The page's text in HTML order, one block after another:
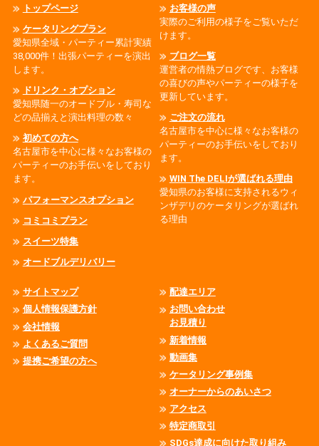
トップページ
ケータリングプラン
愛知県全域・パーティー累計実績
38,000件！出張パーティーを演出
します。
ドリンク・オプション
愛知県随一のオードブル・寿司な
どの品揃えと演出料理の数々
初めての方へ
名古屋市を中心に様々なお客様の
パーティーのお手伝いをしており
ます。
パフォーマンスオプション
コミコミプラン
スイーツ特集
オードブルデリバリー
お客様の声
実際のご利用の様子をご覧いただ
けます。
ブログ一覧
運営者の情熱ブログです、お客様
の喜びの声やパーティーの様子を
更新しています。
ご注文の流れ
名古屋市を中心に様々なお客様の
パーティーのお手伝いをしており
ます。
WIN The DELIが選ばれる理由
愛知県のお客様に支持されるウィ
ンザデリのケータリングが選ばれ
る理由
サイトマップ
個人情報保護方針
会社情報
よくあるご質問
提携ご希望の方へ
配達エリア
お問い合わせ
お見積り
新着情報
動画集
ケータリング事例集
オーナーからのあいさつ
アクセス
特定商取引
SDGs達成に向けた取り組み